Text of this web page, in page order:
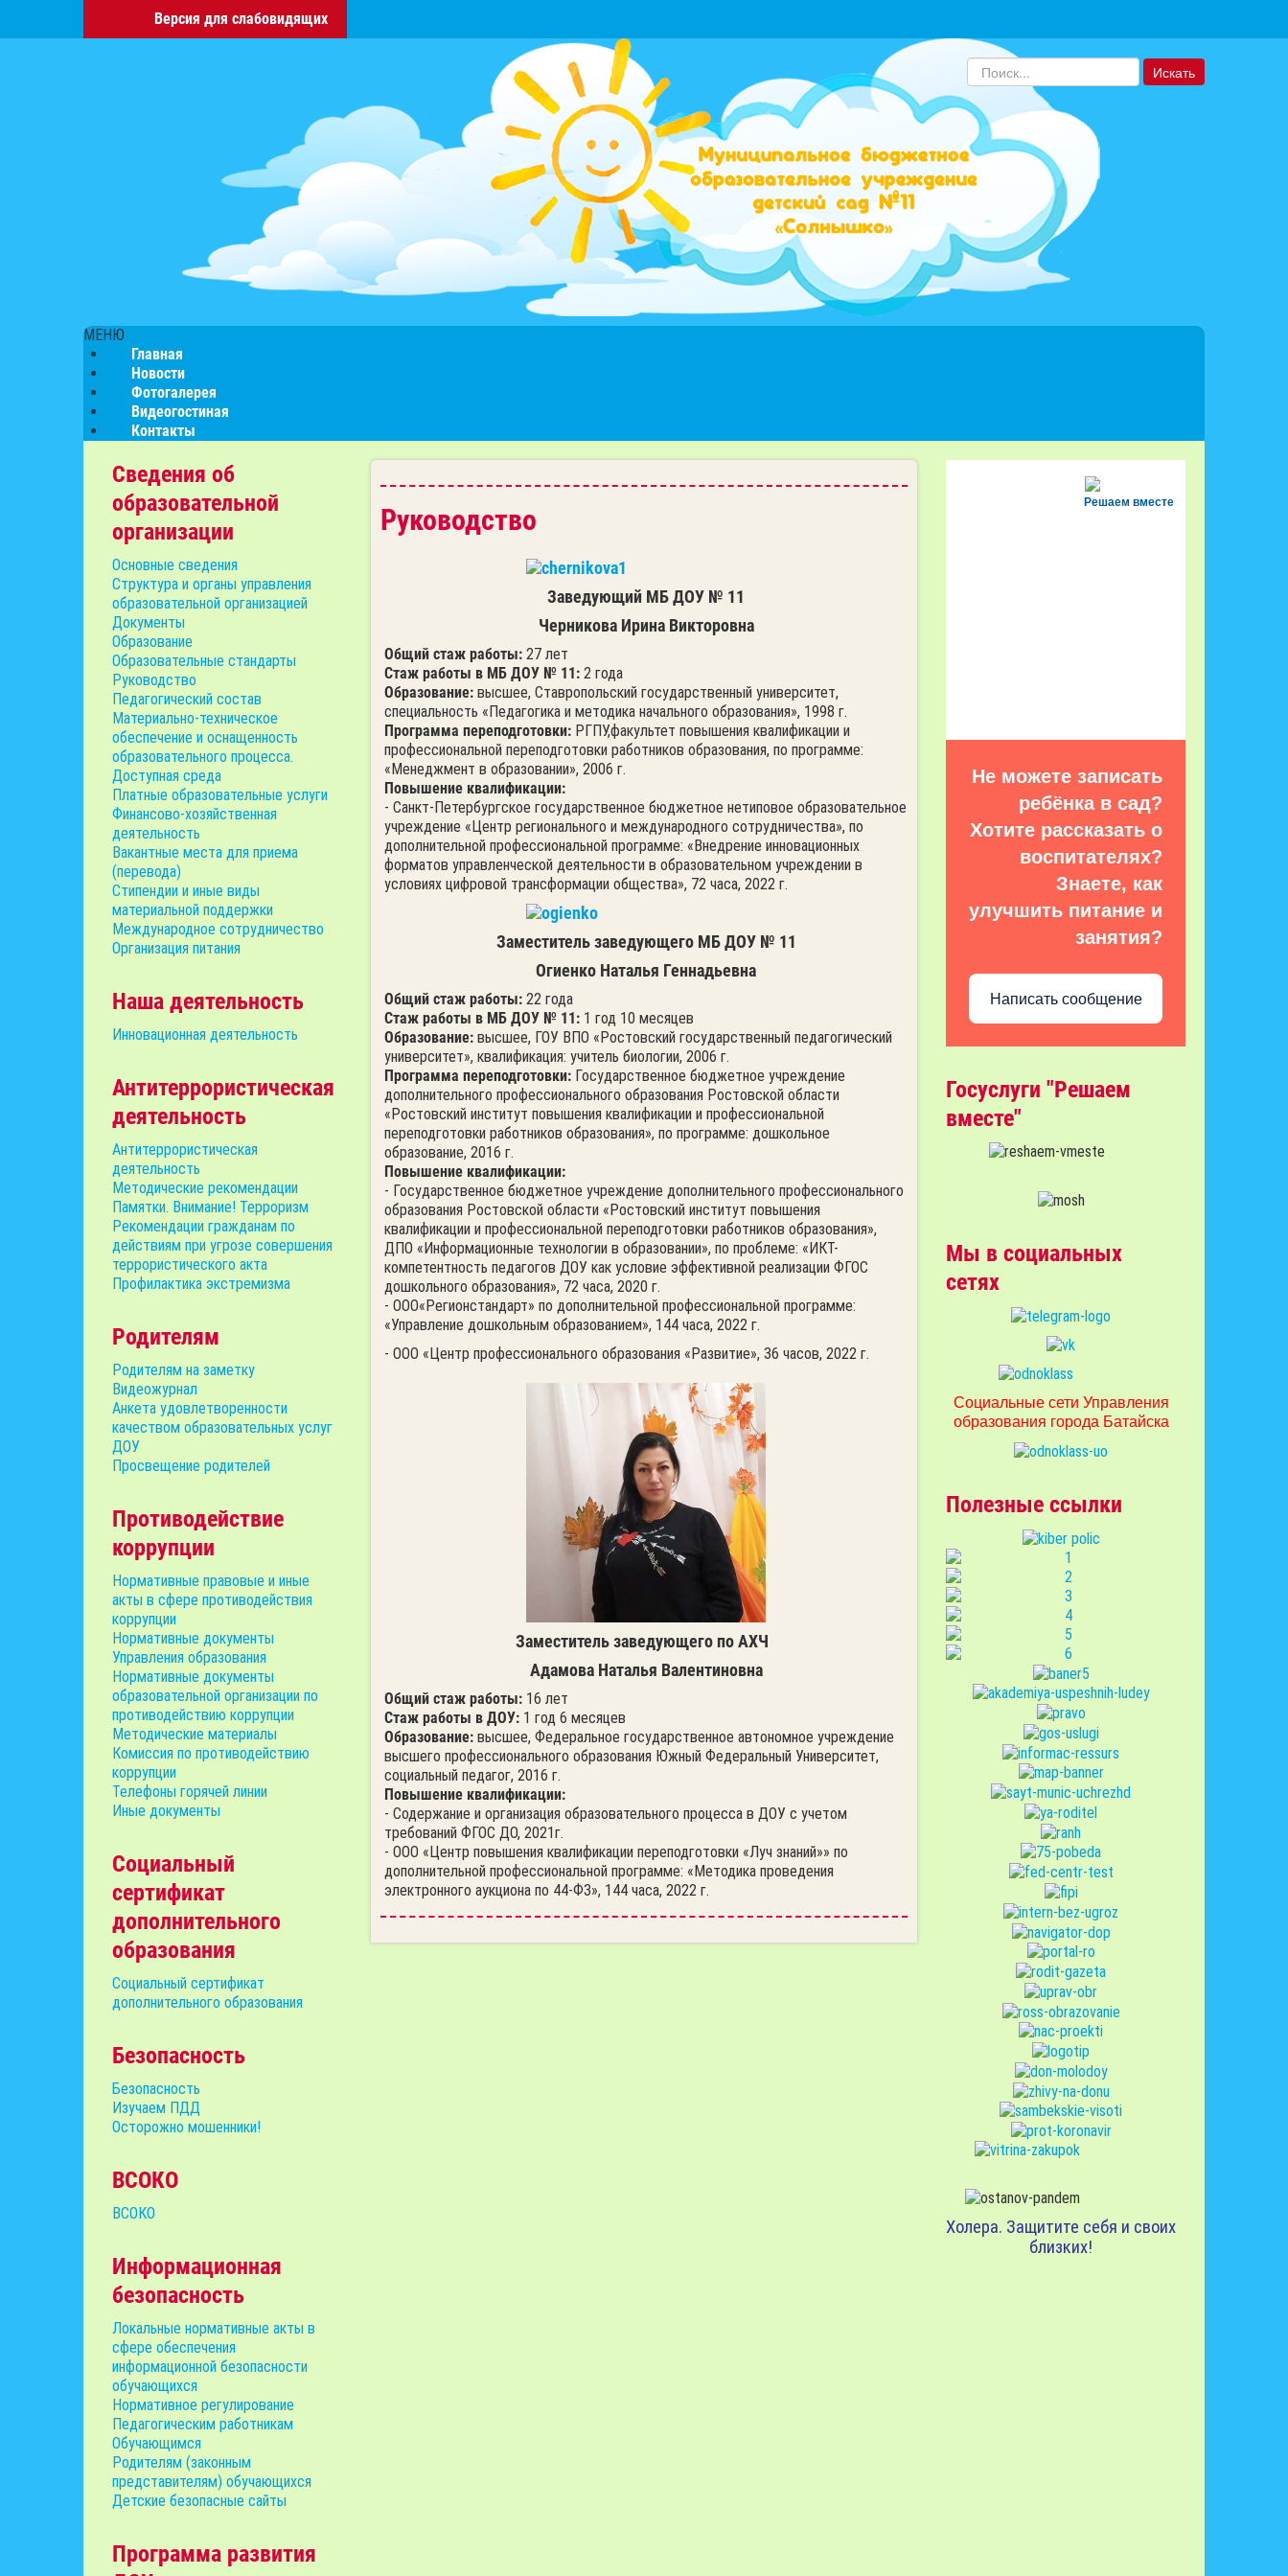
Версия для слабовидящих
Искать... Искать
МЕНЮ
Главная
Новости
Фотогалерея
Видеогостиная
Контакты
Сведения об
образовательной
организации
Основные сведения
Структура и органы управления
образовательной организацией
Документы
Образование
Образовательные стандарты
Руководство
Педагогический состав
Материально-техническое
обеспечение и оснащенность
образовательного процесса.
Доступная среда
Платные образовательные услуги
Финансово-хозяйственная
деятельность
Вакантные места для приема
(перевода)
Стипендии и иные виды
материальной поддержки
Международное сотрудничество
Организация питания
Наша деятельность
Инновационная деятельность
Антитеррористическая
деятельность
Антитеррористическая
деятельность
Методические рекомендации
Памятки. Внимание! Терроризм
Рекомендации гражданам по
действиям при угрозе совершения
террористического акта
Профилактика экстремизма
Родителям
Родителям на заметку
Видеожурнал
Анкета удовлетворенности
качеством образовательных услуг
ДОУ
Просвещение родителей
Противодействие
коррупции
Нормативные правовые и иные
акты в сфере противодействия
коррупции
Нормативные документы
Управления образования
Нормативные документы
образовательной организации по
противодействию коррупции
Методические материалы
Комиссия по противодействию
коррупции
Телефоны горячей линии
Иные документы
Социальный
сертификат
дополнительного
образования
Социальный сертификат
дополнительного образования
Безопасность
Безопасность
Изучаем ПДД
Осторожно мошенники!
ВСОКО
ВСОКО
Информационная
безопасность
Локальные нормативные акты в
сфере обеспечения
информационной безопасности
обучающихся
Нормативное регулирование
Педагогическим работникам
Обучающимся
Родителям (законным
представителям) обучающихся
Детские безопасные сайты
Программа развития
Руководство
Заведующий МБ ДОУ № 11
Черникова Ирина Викторовна
Общий стаж работы: 27 лет
Стаж работы в МБ ДОУ № 11: 2 года
Образование: высшее, Ставропольский государственный университет,
специальность «Педагогика и методика начального образования», 1998 г.
Программа переподготовки: РГПУ,факультет повышения квалификации и
профессиональной переподготовки работников образования, по программе:
«Менеджмент в образовании», 2006 г.
Повышение квалификации:
- Санкт-Петербургское государственное бюджетное нетиповое образовательное
учреждение «Центр регионального и международного сотрудничества», по
дополнительной профессиональной программе: «Внедрение инновационных
форматов управленческой деятельности в образовательном учреждении в
условиях цифровой трансформации общества», 72 часа, 2022 г.
Заместитель заведующего МБ ДОУ № 11
Огиенко Наталья Геннадьевна
Общий стаж работы: 22 года
Стаж работы в МБ ДОУ № 11: 1 год 10 месяцев
Образование: высшее, ГОУ ВПО «Ростовский государственный педагогический
университет», квалификация: учитель биологии, 2006 г.
Программа переподготовки: Государственное бюджетное учреждение
дополнительного профессионального образования Ростовской области
«Ростовский институт повышения квалификации и профессиональной
переподготовки работников образования», по программе: дошкольное
образование, 2016 г.
Повышение квалификации:
- Государственное бюджетное учреждение дополнительного профессионального
образования Ростовской области «Ростовский институт повышения
квалификации и профессиональной переподготовки работников образования»,
ДПО «Информационные технологии в образовании», по проблеме: «ИКТ-
компетентность педагогов ДОУ как условие эффективной реализации ФГОС
дошкольного образования», 72 часа, 2020 г.
- ООО«Регионстандарт» по дополнительной профессиональной программе:
«Управление дошкольным образованием», 144 часа, 2022 г.
- ООО «Центр профессионального образования «Развитие», 36 часов, 2022 г.
Заместитель заведующего по АХЧ
Адамова Наталья Валентиновна
Общий стаж работы: 16 лет
Стаж работы в ДОУ: 1 год 6 месяцев
Образование: высшее, Федеральное государственное автономное учреждение
высшего профессионального образования Южный Федеральный Университет,
социальный педагог, 2016 г.
Повышение квалификации:
- Содержание и организация образовательного процесса в ДОУ с учетом
требований ФГОС ДО, 2021г.
- ООО «Центр повышения квалификации переподготовки «Луч знаний»» по
дополнительной профессиональной программе: «Методика проведения
электронного аукциона по 44-ФЗ», 144 часа, 2022 г.
Решаем вместе
Не можете записать
ребёнка в сад?
Хотите рассказать о
воспитателях?
Знаете, как
улучшить питание и
занятия?
Написать сообщение
Госуслуги "Решаем
вместе"
Мы в социальных
сетях
Социальные сети Управления
образования города Батайска
Полезные ссылки
Холера. Защитите себя и своих
близких!